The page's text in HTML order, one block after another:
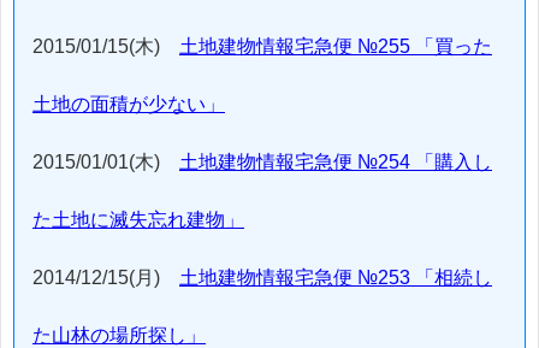
2015/01/15(木) 土地建物情報宅急便 №255 「買った
土地の面積が少ない」
2015/01/01(木) 土地建物情報宅急便 №254 「購入し
た土地に滅失忘れ建物」
2014/12/15(月) 土地建物情報宅急便 №253 「相続し
た山林の場所探し」